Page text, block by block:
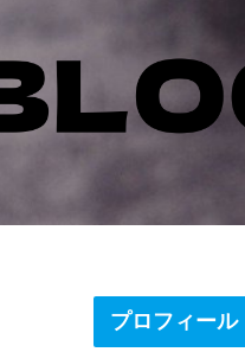
プロフィール